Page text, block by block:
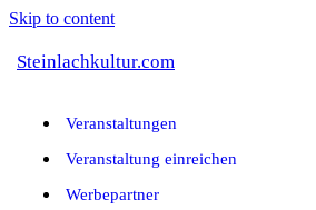
Skip to content
Steinlachkultur.com
Veranstaltungen
Veranstaltung einreichen
Werbepartner